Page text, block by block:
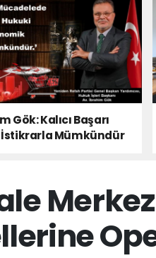
Gök: Kalıcı Başarı
İstikrarla Mümkündür